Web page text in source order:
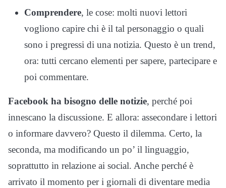
Comprendere, le cose: molti nuovi lettori
vogliono capire chi è il tal personaggio o quali
sono i pregressi di una notizia. Questo è un trend,
ora: tutti cercano elementi per sapere, partecipare e
poi commentare.
Facebook ha bisogno delle notizie, perché poi
innescano la discussione. E allora: assecondare i lettori
o informare davvero? Questo il dilemma. Certo, la
seconda, ma modificando un po’ il linguaggio,
soprattutto in relazione ai social. Anche perché è
arrivato il momento per i giornali di diventare media